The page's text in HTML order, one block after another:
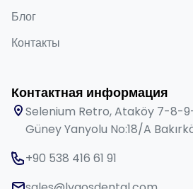
Блог
Контакты
Контактная информация
Selenium Retro, Ataköy 7-8-9-
Güney Yanyolu No:18/A
+90 538 416 61 91